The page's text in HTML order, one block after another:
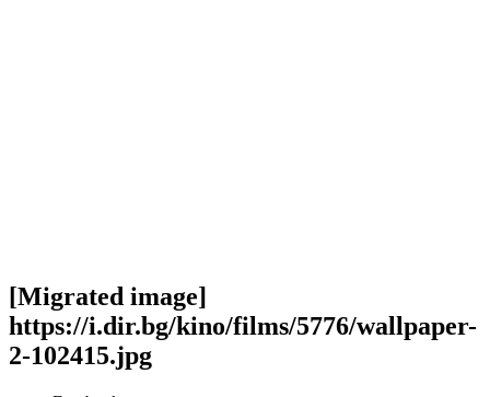
[Migrated image]
https://i.dir.bg/kino/films/5776/wallpaper-
2-102415.jpg